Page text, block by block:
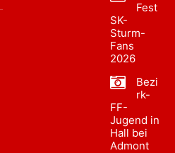
Fest
SK-
Sturm-
Fans
2026
Bezi
rk-
FF-
Jugend in
Hall bei
Admont